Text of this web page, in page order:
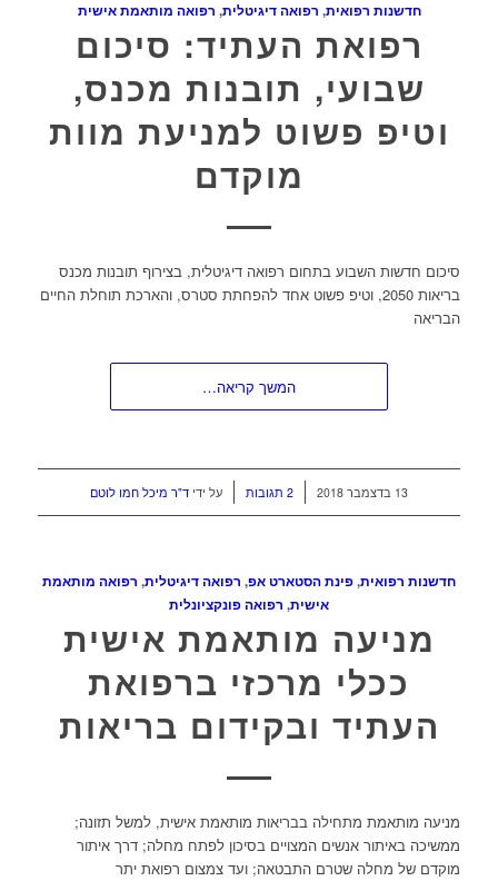
חדשנות רפואית, רפואה דיגיטלית, רפואה מותאמת אישית
רפואת העתיד: סיכום
שבועי, תובנות מכנס,
וטיפ פשוט למניעת מוות
מוקדם
סיכום חדשות השבוע בתחום רפואה דיגיטלית, בצירוף תובנות מכנס
בריאות 2050, וטיפ פשוט אחד להפחתת סטרס, והארכת תוחלת החיים
הבריאה
המשך קריאה…
13 בדצמבר 2018 / 2 תגובות על ידי ד"ר מיכל חמו לוטם
חדשנות רפואית,פינת הסטארט אפ, רפואה דיגיטלית, רפואה מותאמת
אישית, רפואה פונקציונלית
מניעה מותאמת אישית
ככלי מרכזי ברפואת
העתיד ובקידום בריאות
מניעה מותאמת מתחילה בבריאות מותאמת אישית, למשל תזונה;
ממשיכה באיתור אנשים המצויים בסיכון לפתח מחלה; דרך איתור
מוקדם של מחלה שטרם התבטאה; ועד צמצום רפואת יתר